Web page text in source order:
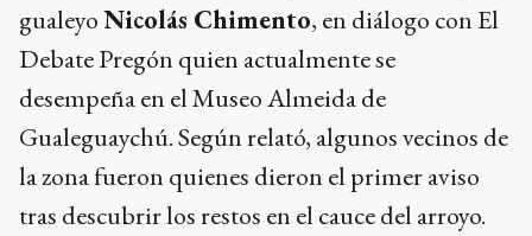
gualeyoNicolás Chimento, en diálogo con El
Debate Pregón quien actualmente se
desempeña en el Museo Almeida de
Gualeguaychú. Según relató, algunos vecinos de
la zona fueron quienes dieron el primer aviso
tras descubrir los restos en el cauce del arroyo.